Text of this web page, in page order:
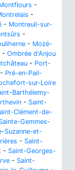
-
-
- Montreuil-sur-
-
- Mozé-
- Ombrée d'Anjou
- Port-
- Pré-en-Pail-
sur-Loire
Barthélemy-
- Saint-
Clément-de-
Gemmes-
Suzanne-et-
- Saint-
- Saint-Georges-
- Saint-